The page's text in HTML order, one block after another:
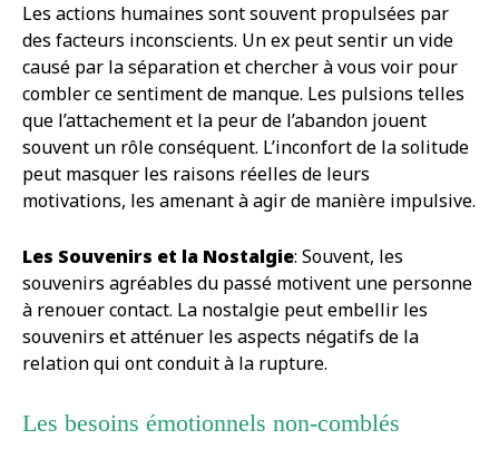
Les actions humaines sont souvent propulsées par
des facteurs inconscients. Un ex peut sentir un vide
causé par la séparation et chercher à vous voir pour
combler ce sentiment de manque. Les pulsions telles
que l’attachement et la peur de l’abandon jouent
souvent un rôle conséquent. L’inconfort de la solitude
peut masquer les raisons réelles de leurs
motivations, les amenant à agir de manière impulsive.
Les Souvenirs et la Nostalgie: Souvent, les
souvenirs agréables du passé motivent une personne
à renouer contact. La nostalgie peut embellir les
souvenirs et atténuer les aspects négatifs de la
relation qui ont conduit à la rupture.
Les besoins émotionnels non-comblés